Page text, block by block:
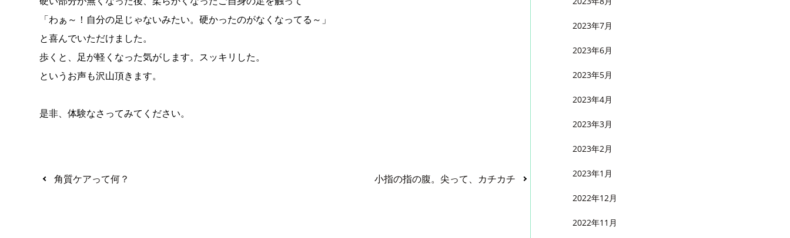
「わぁ～！自分の足じゃないみたい。硬かったのがなくなってる～」
と喜んでいただけました。
歩くと、足が軽くなった気がします。スッキリした。
というお声も沢山頂きます。
是非、体験なさってみてください。
角質ケアって何？ 小指の指の腹。尖って、カチカチ
2023年7月
2023年6月
2023年5月
2023年4月
2023年3月
2023年2月
2023年1月
2022年12月
2022年11月